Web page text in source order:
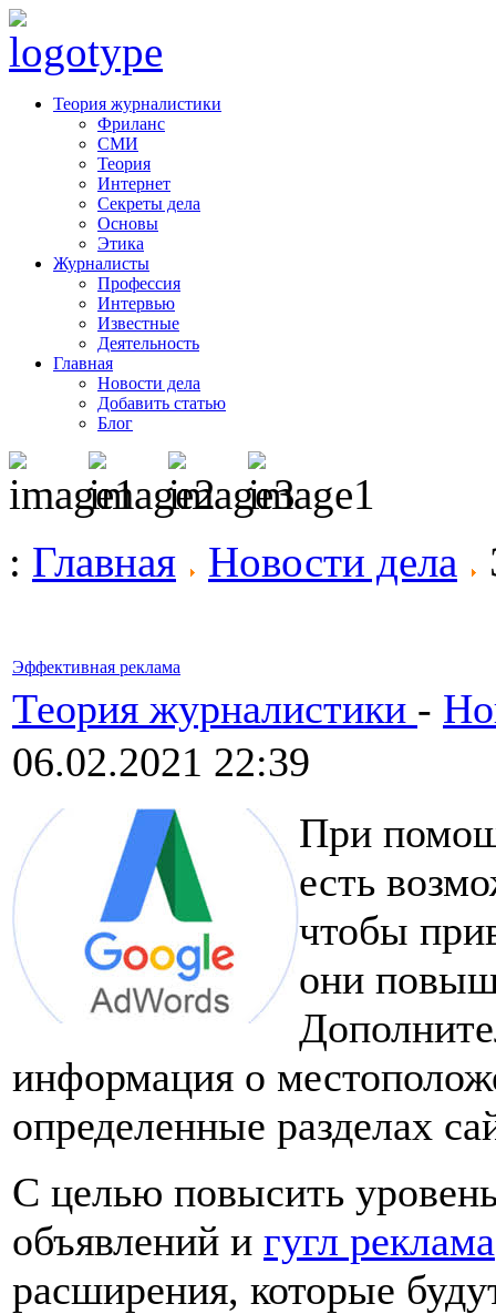
Теория журналистики
Фриланс
СМИ
Теория
Интернет
Секреты дела
Основы
Этика
Журналисты
Профессия
Интервью
Известные
Деятельность
Главная
Новости дела
Добавить статью
Блог
: Главная Новости дела
Эффективная реклама
Теория журналистики -
06.02.2021 22:39
При
есть
чтобы
они
информация о
определенные разделах
С целью повысить
объявлений и гугл реклама
расширения, которые